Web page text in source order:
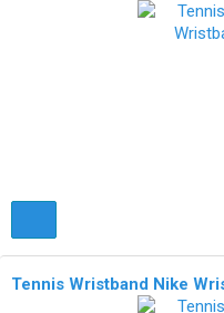
Tennis Wristband Nike